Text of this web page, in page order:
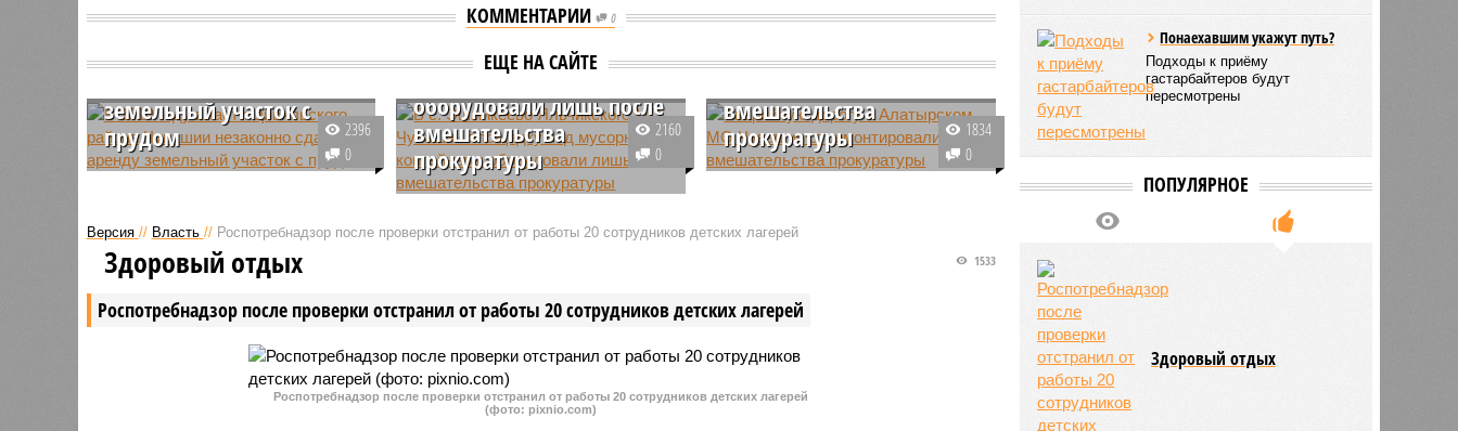
КОММЕНТАРИИ 0
ЕЩЕ НА САЙТЕ
Цивильского района
Чувашии незаконно
земельный участок с
прудом
Прокуратура Чувашии через суд
прудом, который около 15 лет
назад заключила администрация
Цивильского района.
2396
0
Яльчикского МО
Чувашии площадку под
мусорные контейнеры
оборудовали лишь после
вмешательства
прокуратуры
В одном из сел Яльчикского
площадку для мусорных
внесла представление местным
2160
0
Алатырском МО
Чувашии
вмешательства
прокуратуры
Власти Алатырского
участок дороги в одном из
прокуратуры.
1834
0
Версия // Власть // Роспотребнадзор после проверки отстранил от работы 20 сотрудников детских лагерей
Роспотребнадзор после проверки отстранил от работы 20 сотрудников детских лагерей
1533
Здоровый отдых
Роспотребнадзор после проверки отстранил от работы 20 сотрудников детских лагерей
(фото: pixnio.com)
Понаехавшим укажут путь?
Подходы к приёму
гастарбайтеров будут
пересмотрены
ПОПУЛЯРНОЕ
Здоровый отдых